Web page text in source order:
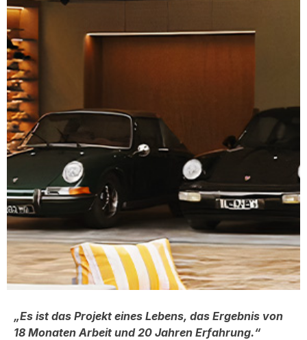
„Es ist das Projekt eines Lebens, das Ergebnis von
18 Monaten Arbeit und 20 Jahren Erfahrung.“